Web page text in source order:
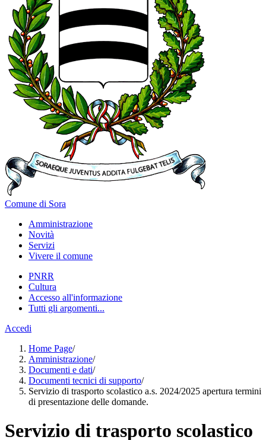
Comune di Sora
Amministrazione
Novità
Servizi
Vivere il comune
PNRR
Cultura
Accesso all'informazione
Tutti gli argomenti...
Accedi
Home Page/
Amministrazione/
Documenti e dati/
Documenti tecnici di supporto/
Servizio di trasporto scolastico a.s. 2024/2025 apertura termini
di presentazione delle domande.
Servizio di trasporto scolastico